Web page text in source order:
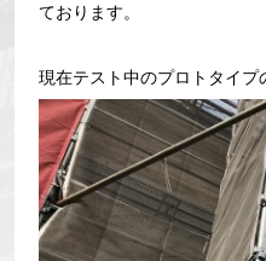
ております。
現在テスト中のプロトタイ